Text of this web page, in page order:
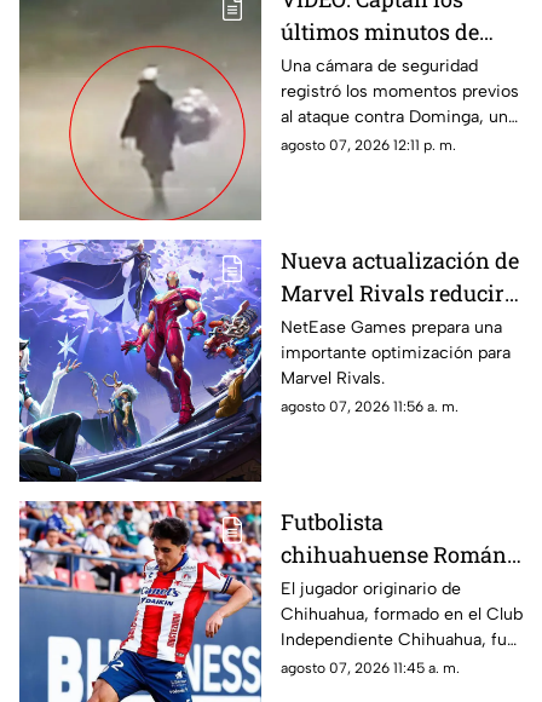
últimos minutos de
vida de Dominga,
abuelita asesinada por
90 pesos en Puebla
Una cámara de seguridad
registró los momentos previos
al ataque contra Dominga, una
mujer de 83 años que fue
agosto 07, 2026 12:11 p. m.
Nueva actualización de
Marvel Rivals reducirá
su tamaño y liberará
espacio en PC y
consolas
NetEase Games prepara una
importante optimización para
Marvel Rivals.
agosto 07, 2026 11:56 a. m.
Futbolista
chihuahuense Román
Torres cumple el sueño
de enfrentar a Lionel
Messi en la Leagues
Cup 2026
El jugador originario de
Chihuahua, formado en el Club
Independiente Chihuahua, fue
titular con Atlético de San Luis.
agosto 07, 2026 11:45 a. m.